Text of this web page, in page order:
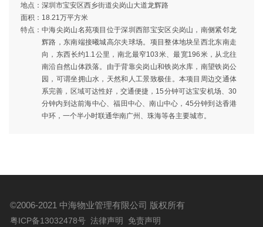
地点： 深圳市宝安区西乡街道尖岗山大道龙辉路
面积： 18.21万平方米
特点： 中海尖岗山名苑项目位于深圳西部宝安区尖岗山，南侧紧邻龙
辉路，东南端接曦城高尔夫球场。项目整体地块呈西北东南走
向，东西长约1.1公里，南北最窄103米、最宽196米，从北往
南沿自然山体跌落。由于背靠尖岗山和铁岗水库，南望铁岗公
园，可谓坐拥山水，天然和人工景致极佳。本项目周边交通体
系完善，区域可达性好，交通便捷，15分钟可达宝安机场、30
分钟内到达前海中心、福田中心、南山中心，45分钟到达香港
中环，一个半小时联通华南广州、珠海等各主要城市。
©2006-2021 中海物业管理有限公司 版权所有
粤ICP备13032478号 法律声明 免责声明